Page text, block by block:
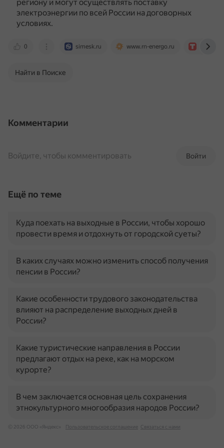
региону и могут осуществлять поставку
электроэнергии по всей России на договорных
условиях.
0 simesk.ru www.rn-energo.ru
Найти в Поиске
Комментарии
Войти
Войдите, чтобы комментировать
Ещё по теме
Куда поехать на выходные в России, чтобы хорошо
провести время и отдохнуть от городской суеты?
В каких случаях можно изменить способ получения
пенсии в России?
Какие особенности трудового законодательства
влияют на распределение выходных дней в
России?
Какие туристические направления в России
предлагают отдых на реке, как на морском
курорте?
В чем заключается основная цель сохранения
этнокультурного многообразия народов России?
© 2026 ООО «Яндекс» Пользовательское соглашение Связаться с нами